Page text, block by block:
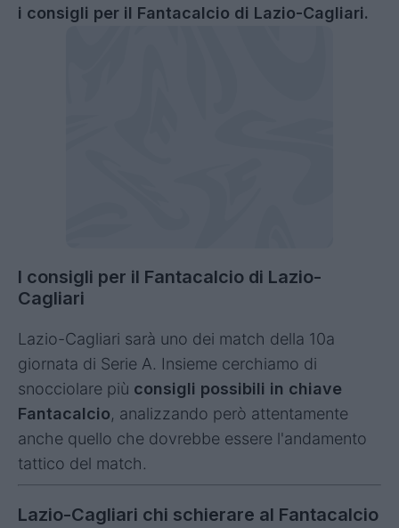
i consigli per il Fantacalcio di Lazio-Cagliari.
I consigli per il Fantacalcio di Lazio-
Cagliari
Lazio-Cagliari sarà uno dei match della 10a
giornata di Serie A. Insieme cerchiamo di
snocciolare più consigli possibili in chiave
Fantacalcio, analizzando però attentamente
anche quello che dovrebbe essere l'andamento
tattico del match.
Lazio-Cagliari chi schierare al Fantacalcio